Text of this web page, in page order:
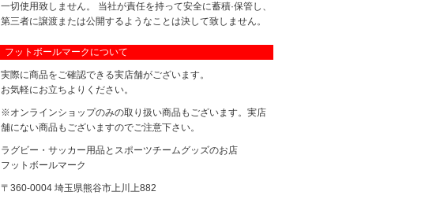
一切使用致しません。 当社が責任を持って安全に蓄積·保管し、
第三者に譲渡または公開するようなことは決して致しません。
フットボールマークについて
実際に商品をご確認できる実店舗がございます。
お気軽にお立ちよりください。
※オンラインショップのみの取り扱い商品もございます。実店
舗にない商品もございますのでご注意下さい。
ラグビー・サッカー用品とスポーツチームグッズのお店
フットボールマーク
〒360-0004 埼玉県熊谷市上川上882